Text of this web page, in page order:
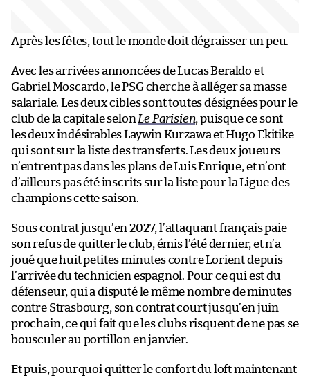
Après les fêtes, tout le monde doit dégraisser un peu.
Avec les arrivées annoncées de Lucas Beraldo et
Gabriel Moscardo, le PSG cherche à alléger sa masse
salariale. Les deux cibles sont toutes désignées pour le
club de la capitale selon Le Parisien, puisque ce sont
les deux indésirables Laywin Kurzawa et Hugo Ekitike
qui sont sur la liste des transferts. Les deux joueurs
n’entrent pas dans les plans de Luis Enrique, et n’ont
d’ailleurs pas été inscrits sur la liste pour la Ligue des
champions cette saison.
Sous contrat jusqu’en 2027, l’attaquant français paie
son refus de quitter le club, émis l’été dernier, et n’a
joué que huit petites minutes contre Lorient depuis
l’arrivée du technicien espagnol. Pour ce qui est du
défenseur, qui a disputé le même nombre de minutes
contre Strasbourg, son contrat court jusqu’en juin
prochain, ce qui fait que les clubs risquent de ne pas se
bousculer au portillon en janvier.
Et puis, pourquoi quitter le confort du loft maintenant